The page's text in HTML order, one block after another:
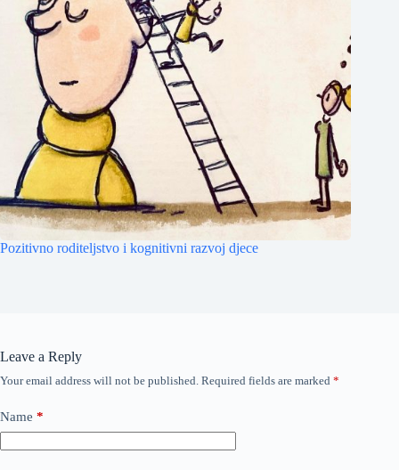
Pozitivno roditeljstvo i kognitivni razvoj djece
Leave a Reply
Your email address will not be published. Required fields are marked *
Name *